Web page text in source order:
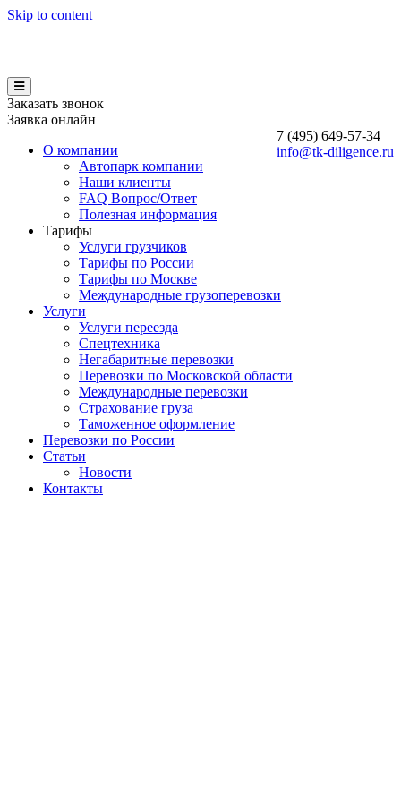
Skip to content
Заказать звонок
Заявка онлайн
7 (495) 649-57-34
info@tk-diligence.ru
О компании
Автопарк компании
Наши клиенты
FAQ Вопрос/Ответ
Полезная информация
Тарифы
Услуги грузчиков
Тарифы по России
Тарифы по Москве
Международные грузоперевозки
Услуги
Услуги переезда
Спецтехника
Негабаритные перевозки
Перевозки по Московской области
Международные перевозки
Страхование груза
Таможенное оформление
Перевозки по России
Статьи
Новости
Контакты